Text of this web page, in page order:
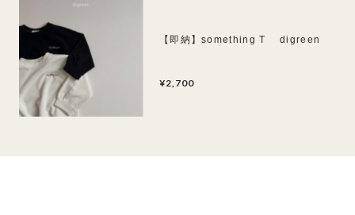
【即納】something T digreen
¥2,700